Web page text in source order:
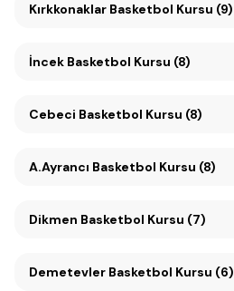
Kırkkonaklar Basketbol Kursu (9)
İncek Basketbol Kursu (8)
Cebeci Basketbol Kursu (8)
A.Ayrancı Basketbol Kursu (8)
Dikmen Basketbol Kursu (7)
Demetevler Basketbol Kursu (6)